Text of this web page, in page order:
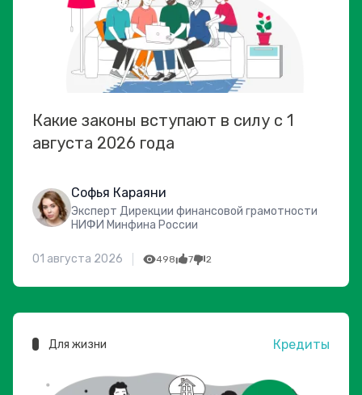
Какие законы вступают в силу с 1
августа 2026 года
Софья Караяни
Эксперт Дирекции финансовой грамотности
НИФИ Минфина России
01 августа 2026 498 7 2
Для жизни Кредиты